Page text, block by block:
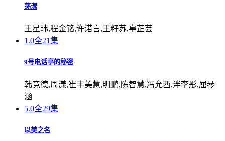
荡漾
王星玮,程金铭,许诺言,王籽苏,辜芷芸
1.0全21集
9号电话亭的秘密
韩竞德,周漾,崔丰美慧,明鹏,陈智慧,冯允西,泮李彤,屈琴
涵
5.0全29集
以美之名